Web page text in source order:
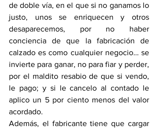
de doble vía, en el que si no ganamos lo
justo, unos se enriquecen y otros
desaparecemos, por no haber
conciencia de que la fabricación de
calzado es como cualquier negocio… se
invierte para ganar, no para fiar y perder,
por el maldito resabio de que si vendo,
le pago; y si le cancelo al contado le
aplico un 5 por ciento menos del valor
acordado.
Además, el fabricante tiene que cargar